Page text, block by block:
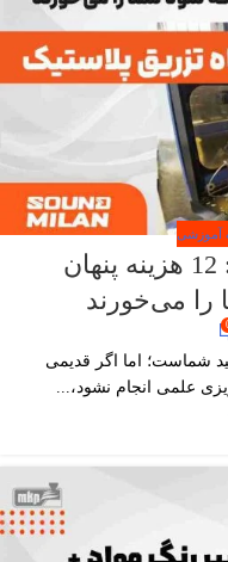
آموزشی
دستگاه تزریق پلاستیک: 12 هزینه پنهان
را می‌خورند
شماست؛ اما اگر قدیمی
علمی انجام نشود،...